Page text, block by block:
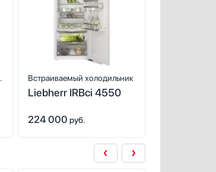
Встраиваемый холодильник
Liebherr IRBci 4550
224 000 руб.